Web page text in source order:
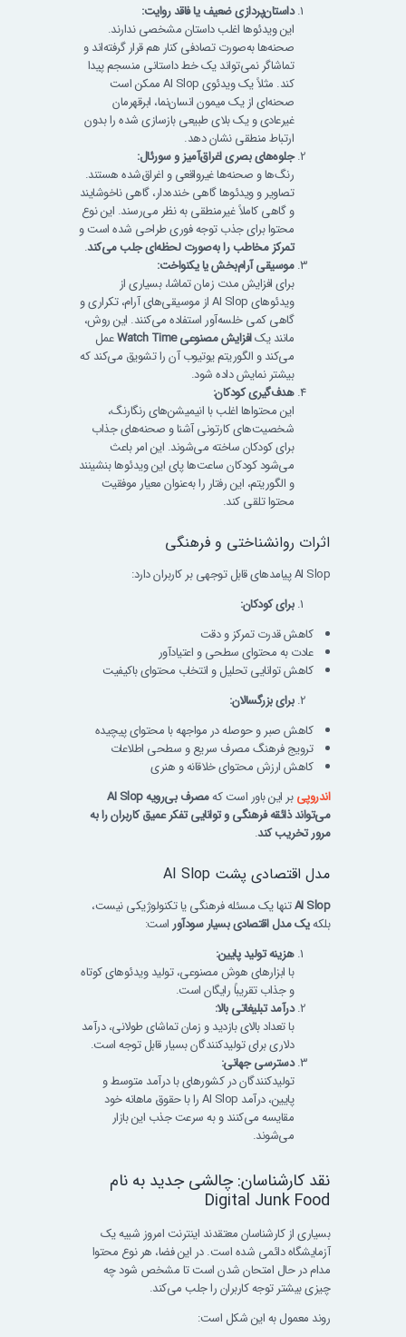
داستان‌پردازی ضعیف یا فاقد روایت:
این ویدئوها اغلب داستان مشخصی ندارند.
صحنه‌ها به‌صورت تصادفی کنار هم قرار گرفته‌اند و
تماشاگر نمی‌تواند یک خط داستانی منسجم پیدا
کند. مثلاً یک ویدئوی AI Slop ممکن است
صحنه‌ای از یک میمون انسان‌نما، ابرقهرمان
غیرعادی و یک بلای طبیعی بازسازی شده را بدون
ارتباط منطقی نشان دهد.
جلوه‌های بصری اغراق‌آمیز و سورئال:
رنگ‌ها و صحنه‌ها غیرواقعی و اغراق‌شده هستند.
تصاویر و ویدئوها گاهی خنده‌دار، گاهی ناخوشایند
و گاهی کاملاً غیرمنطقی به نظر می‌رسند. این نوع
محتوا برای جذب توجه فوری طراحی شده است و
تمرکز مخاطب را به‌صورت لحظه‌ای جلب می‌کند.
موسیقی آرام‌بخش یا یکنواخت:
برای افزایش مدت زمان تماشا، بسیاری از
ویدئوهای AI Slop از موسیقی‌های آرام، تکراری و
گاهی کمی خلسه‌آور استفاده می‌کنند. این روش،
مانند یکافزایش مصنوعی Watch Time
عمل
می‌کند و الگوریتم یوتیوب آن را تشویق می‌کند که
بیشتر نمایش داده شود.
هدف‌گیری کودکان:
این محتواها اغلب با انیمیشن‌های رنگارنگ،
شخصیت‌های کارتونی آشنا و صحنه‌های جذاب
برای کودکان ساخته می‌شوند. این امر باعث
می‌شود کودکان ساعت‌ها پای این ویدئوها بنشینند
و الگوریتم، این رفتار را به‌عنوان معیار موفقیت
محتوا تلقی کند.
اثرات روانشناختی و فرهنگی
AI Slop پیامدهای قابل توجهی بر کاربران دارد:
برای کودکان:
کاهش قدرت تمرکز و دقت
عادت به محتوای سطحی و اعتیادآور
کاهش توانایی تحلیل و انتخاب محتوای باکیفیت
برای بزرگسالان:
کاهش صبر و حوصله در مواجهه با محتوای پیچیده
ترویج فرهنگ مصرف سریع و سطحی اطلاعات
کاهش ارزش محتوای خلاقانه و هنری
اندروپی بر این باور است که
مصرف بی‌رویه AI Slop
می‌تواند ذائقه فرهنگی و توانایی تفکر عمیق کاربران را به
مرور تخریب کند.
مدل اقتصادی پشت AI Slop
AI Slopتنها یک مسئله فرهنگی یا تکنولوژیکی نیست،
بلکهیک مدل اقتصادی بسیار سودآور است:
هزینه تولید پایین:
با ابزارهای هوش مصنوعی، تولید ویدئوهای کوتاه
و جذاب تقریباً رایگان است.
درآمد تبلیغاتی بالا:
با تعداد بالای بازدید و زمان تماشای طولانی، درآمد
دلاری برای تولیدکنندگان بسیار قابل توجه است.
دسترسی جهانی:
تولیدکنندگان در کشورهای با درآمد متوسط و
پایین، درآمد AI Slop را با حقوق ماهانه خود
مقایسه می‌کنند و به سرعت جذب این بازار
می‌شوند.
نقد کارشناسان: چالشی جدید به نام
Digital Junk Food
بسیاری از کارشناسان معتقدند اینترنت امروز شبیه یک
آزمایشگاه دائمی شده است. در این فضا، هر نوع محتوا
مدام در حال امتحان شدن است تا مشخص شود چه
چیزی بیشتر توجه کاربران را جلب می‌کند.
روند معمول به این شکل است: